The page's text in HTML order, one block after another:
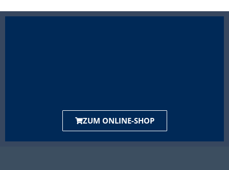
ZUM ONLINE-SHOP